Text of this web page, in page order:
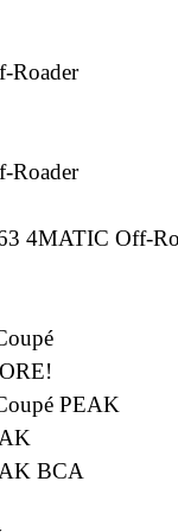
Roader
Roader
4MATIC Off-
PEAK
BCA